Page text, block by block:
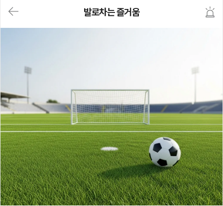
가
시
판,
내
모
임,
M
Y)
본
문
바
로
가
기
발로차는 즐거움